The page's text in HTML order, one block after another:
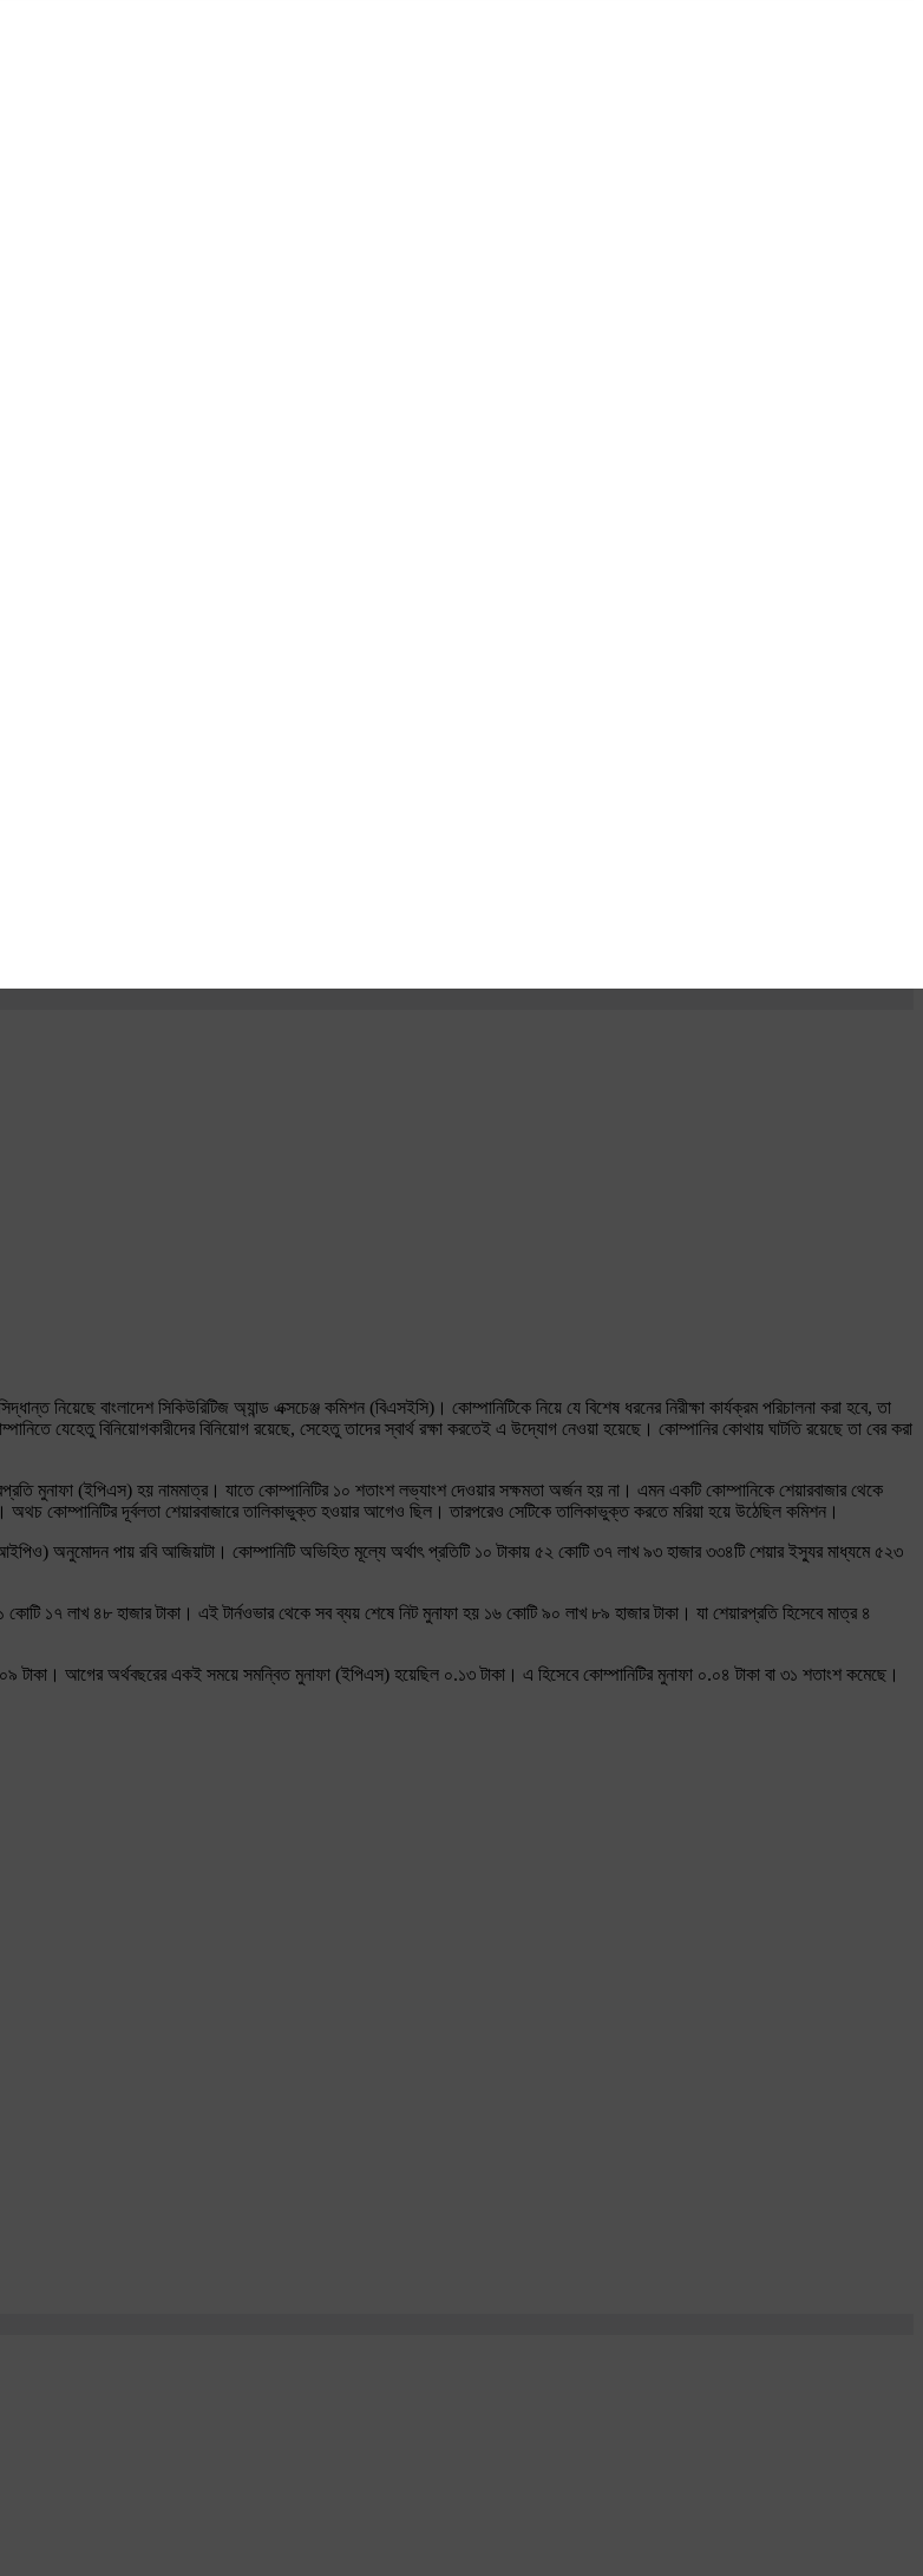
নিয়েছে বাংলাদেশ সিকিউরিটিজ অ্যান্ড এক্সচেঞ্জ কমিশন (বিএসইসি)। কোম্পানিটিকে নিয়ে যে বিশেষ ধরনের নিরীক্ষা কার্যক্রম পরিচালনা করা হবে, তা
যেহেতু বিনিয়োগকারীদের বিনিয়োগ রয়েছে, সেহেতু তাদের স্বার্থ রক্ষা করতেই এ উদ্যোগ নেওয়া হয়েছে। কোম্পানির কোথায় ঘাটতি রয়েছে তা বের করা
মুনাফা (ইপিএস) হয় নামমাত্র। যাতে কোম্পানিটির ১০ শতাংশ লভ্যাংশ দেওয়ার সক্ষমতা অর্জন হয় না। এমন একটি কোম্পানিকে শেয়ারবাজার থেকে
কোম্পানিটির দূর্বলতা শেয়ারবাজারে তালিকাভুক্ত হওয়ার আগেও ছিল। তারপরেও সেটিকে তালিকাভুক্ত করতে মরিয়া হয়ে উঠেছিল কমিশন।
অনুমোদন পায় রবি আজিয়াটা। কোম্পানিটি অভিহিত মূল্যে অর্থাৎ প্রতিটি ১০ টাকায় ৫২ কোটি ৩৭ লাখ ৯৩ হাজার ৩৩৪টি শেয়ার ইস্যুর মাধ্যমে ৫২৩
১৭ লাখ ৪৮ হাজার টাকা। এই টার্নওভার থেকে সব ব্যয় শেষে নিট মুনাফা হয় ১৬ কোটি ৯০ লাখ ৮৯ হাজার টাকা। যা শেয়ারপ্রতি হিসেবে মাত্র ৪
টাকা। আগের অর্থবছরের একই সময়ে সমন্বিত মুনাফা (ইপিএস) হয়েছিল ০.১৩ টাকা। এ হিসেবে কোম্পানিটির মুনাফা ০.০৪ টাকা বা ৩১ শতাংশ কমেছে।